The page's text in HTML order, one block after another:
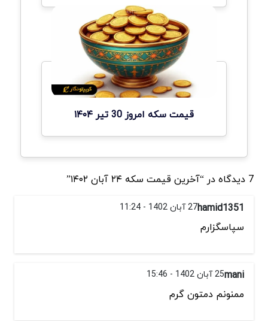
قیمت سکه امروز 30 تیر ۱۴۰۴
7 دیدگاه در “آخرین قیمت سکه ۲۴ آبان ۱۴۰۲”
hamid135127 آبان 1402 - 11:24
سپاسگزارم
mani25 آبان 1402 - 15:46
ممنونم دمتون گرم